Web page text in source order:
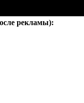
рекламы):